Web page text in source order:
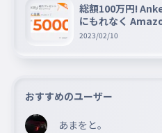
総額100万円!
にもれなく
ゼントキャンペー
2023/02/10
おすすめのユーザー
あまをと。